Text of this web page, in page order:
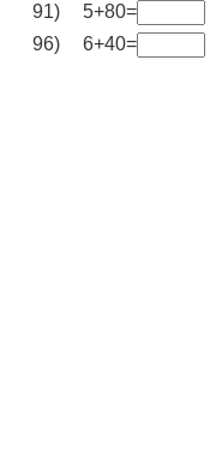
91)
5+80=
96)
6+40=